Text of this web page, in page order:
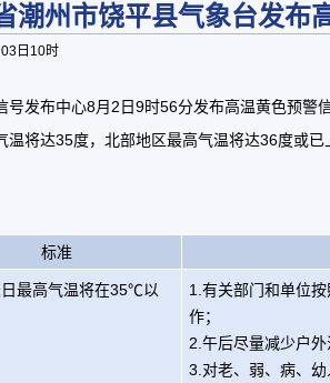
潮州市饶平县气象台发布
日10时
号发布中心8月2日9时56分发布高温黄色预警
温将达35度，北部地区最高气温将达36度或
标准
最高气温将在35℃以
1.有关部门和单位
作；
2.午后尽量减少户
3.对老、弱、病、